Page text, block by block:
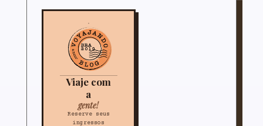
Viaje com
a
gente!
Reserve seus
ingressos